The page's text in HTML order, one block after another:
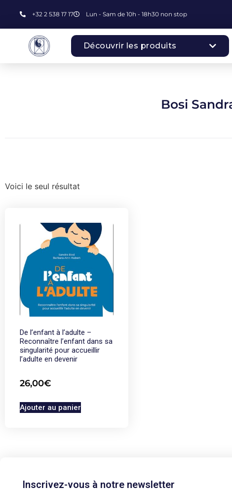
+32 2 538 17 17 Lun - Sam de 10h - 18h30 non stop
Découvrir les produits
Bosi
Voici le seul résultat
De l’enfant à l’adulte –
Reconnaître l’enfant dans sa
singularité pour accueillir
l’adulte en devenir
26,00€
Ajouter au panier
Inscrivez-vous à notre newsletter